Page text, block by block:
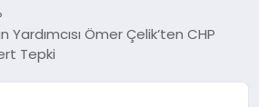
Ömer Çelik’ten CHP
Tepki